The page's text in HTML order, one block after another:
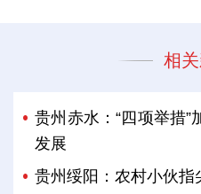
相
贵州赤水：“四项举措
发展
贵州绥阳：农村小伙指